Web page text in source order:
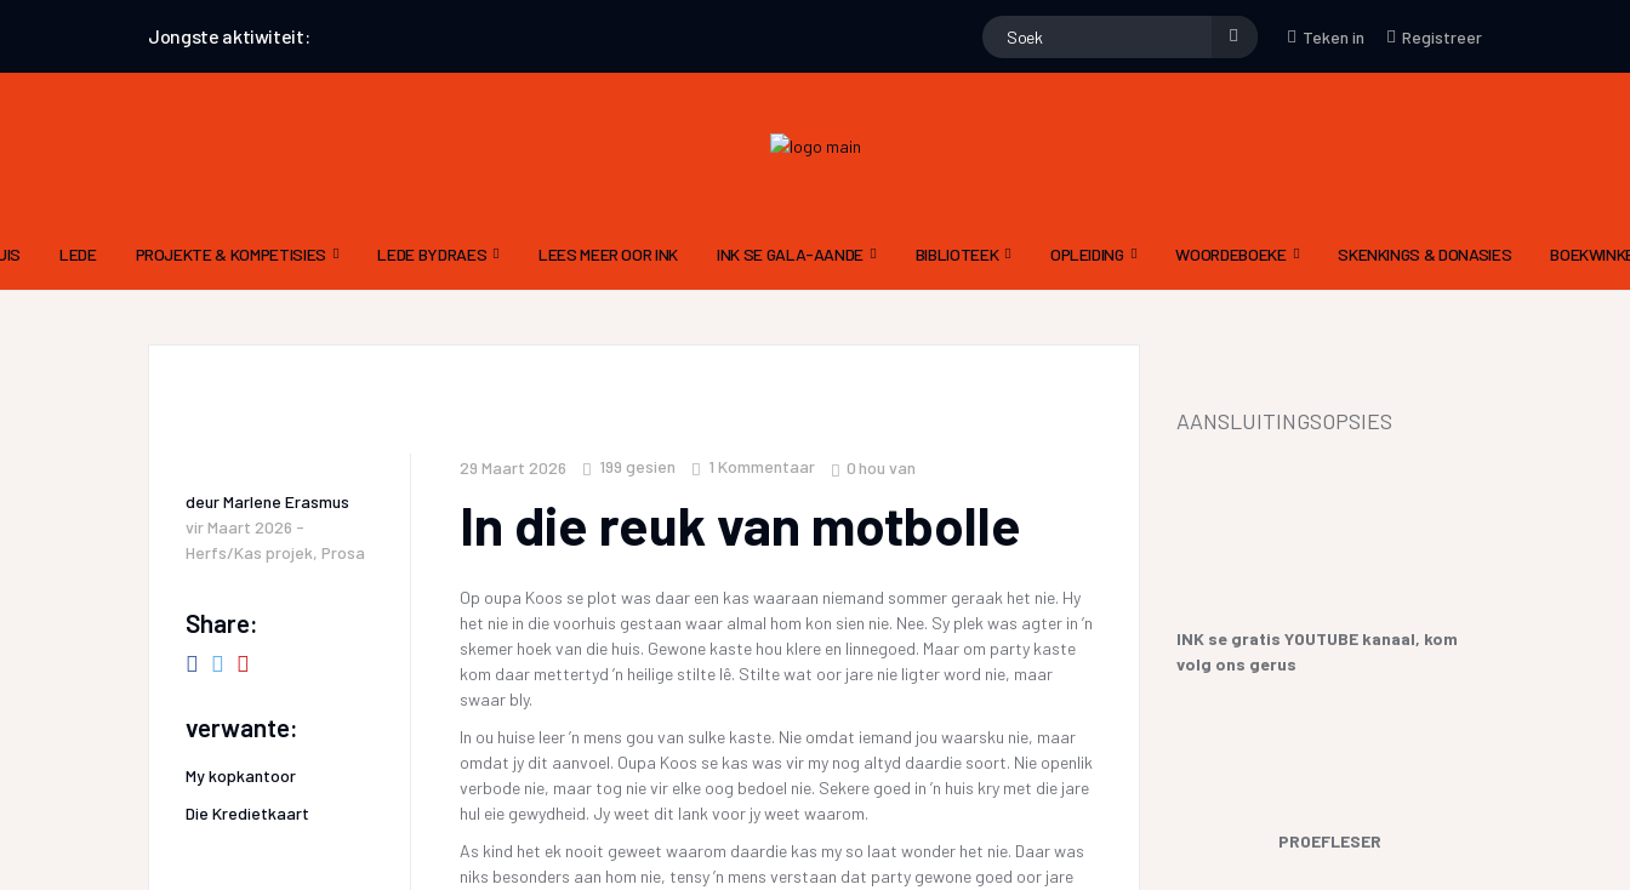
Jongste aktiwiteit: Teken in Registreer
LEDE PROJEKTE & KOMPETISIES LEDE BYDRAES LEES MEER OOR INK INK SE GALA-AANDE
21 NOVEMBER 2020 – 5DE GALA AAND
10 NOVEMBER 2018 – 3DE GALA AAND
4 NOVEMBER 2017 – 2DE GALA-AAND
22 OKTOBER 2016 – 1STE GALA AAND
BIBLIOTEEK
GERT ROSSOUW SE BRIEWE AAN CELESTE
KITAARDRUKKE
VERGETE HELDE UIT DIE GESKIEDENIS
VRYSTAATSTORIES DEUR HENNING VAN
KINDERLIEDJIES
KINDERRYMPIES – VINGERVERSIES
OPLEIDING
IDIOME EN GESEGDES IN AFRIKAANS
‘N KOPKRAPPERY OOR KOPPELTEKENS
PLAGIAAT/LETTERDIEFSTAL
WOORDEBOEKE SKENKINGS & DONASIES
deurMarlene Erasmus
vir Maart 2026 -
Herfs/Kas projek, Prosa
Share:
verwante:
My kopkantoor
Die Kredietkaart
29 Maart 2026 199 gesien 1 Kommentaar 0 hou van
In die reuk van motbolle
Op oupa Koos se plot was daar een kas waaraan niemand sommer geraak het nie. Hy
het nie in die voorhuis gestaan waar almal hom kon sien nie. Nee. Sy plek was agter in ’n
skemer hoek van die huis. Gewone kaste hou klere en linnegoed. Maar om party kaste
kom daar mettertyd ’n heilige stilte lê. Stilte wat oor jare nie ligter word nie, maar
swaar bly.
In ou huise leer ’n mens gou van sulke kaste. Nie omdat iemand jou waarsku nie, maar
omdat jy dit aanvoel. Oupa Koos se kas was vir my nog altyd daardie soort. Nie openlik
verbode nie, maar tog nie vir elke oog bedoel nie. Sekere goed in ’n huis kry met die jare
hul eie gewydheid. Jy weet dit lank voor jy weet waarom.
As kind het ek nooit geweet waarom daardie kas my so laat wonder het nie. Daar was
niks besonders aan hom nie, tensy ’n mens verstaan dat party gewone goed oor jare
AANSLUITINGSOPSIES
INK se gratis YOUTUBE kanaal, kom
volg ons gerus
PROEFLESER